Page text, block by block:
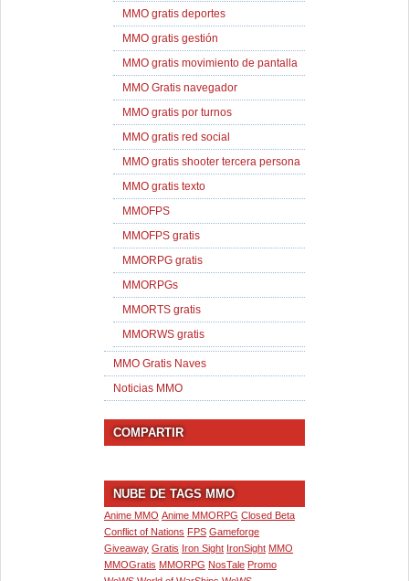
MMO gratis deportes
MMO gratis gestión
MMO gratis movimiento de pantalla
MMO Gratis navegador
MMO gratis por turnos
MMO gratis red social
MMO gratis shooter tercera persona
MMO gratis texto
MMOFPS
MMOFPS gratis
MMORPG gratis
MMORPGs
MMORTS gratis
MMORWS gratis
MMO Gratis Naves
Noticias MMO
COMPARTIR
NUBE DE TAGS MMO
Anime MMO Anime MMORPG Closed Beta
Conflict of Nations FPS Gameforge
Giveaway Gratis Iron Sight IronSight MMO
MMOGratis MMORPG NosTale Promo